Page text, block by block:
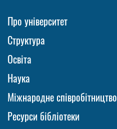
Про університет
Структура
Освіта
Наука
Міжнародне співробітництво
Ресурси бібліотеки